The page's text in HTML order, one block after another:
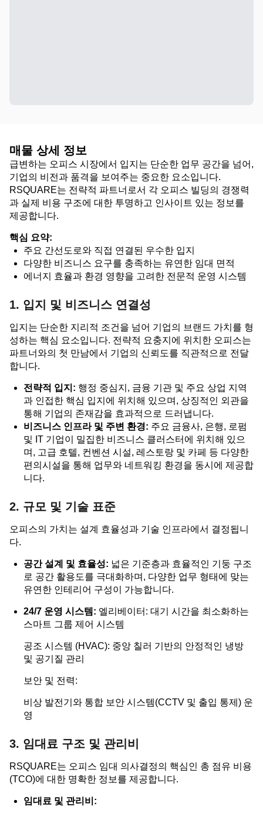
매물 상세 정보
급변하는 오피스 시장에서 입지는 단순한 업무 공간을 넘어,
기업의 비전과 품격을 보여주는 중요한 요소입니다.
RSQUARE는 전략적 파트너로서 각 오피스 빌딩의 경쟁력
과 실제 비용 구조에 대한 투명하고 인사이트 있는 정보를
제공합니다.
핵심 요약:
주요 간선도로와 직접 연결된 우수한 입지
다양한 비즈니스 요구를 충족하는 유연한 임대 면적
에너지 효율과 환경 영향을 고려한 전문적 운영 시스템
1. 입지 및 비즈니스 연결성
입지는 단순한 지리적 조건을 넘어 기업의 브랜드 가치를 형
성하는 핵심 요소입니다. 전략적 요충지에 위치한 오피스는
파트너와의 첫 만남에서 기업의 신뢰도를 직관적으로 전달
합니다.
전략적 입지: 행정 중심지, 금융 기관 및 주요 상업 지역
과 인접한 핵심 입지에 위치해 있으며, 상징적인 외관을
통해 기업의 존재감을 효과적으로 드러냅니다.
비즈니스 인프라 및 주변 환경: 주요 금융사, 은행, 로펌
및 IT 기업이 밀집한 비즈니스 클러스터에 위치해 있으
며, 고급 호텔, 컨벤션 시설, 레스토랑 및 카페 등 다양한
편의시설을 통해 업무와 네트워킹 환경을 동시에 제공합
니다.
2. 규모 및 기술 표준
오피스의 가치는 설계 효율성과 기술 인프라에서 결정됩니
다.
공간 설계 및 효율성: 넓은 기준층과 효율적인 기둥 구조
로 공간 활용도를 극대화하며, 다양한 업무 형태에 맞는
유연한 인테리어 구성이 가능합니다.
24/7 운영 시스템: 엘리베이터: 대기 시간을 최소화하는
스마트 그룹 제어 시스템
공조 시스템 (HVAC): 중앙 칠러 기반의 안정적인 냉방
및 공기질 관리
보안 및 전력:
비상 발전기와 통합 보안 시스템(CCTV 및 출입 통제) 운
영
3. 임대료 구조 및 관리비
RSQUARE는 오피스 임대 의사결정의 핵심인 총 점유 비용
(TCO)에 대한 명확한 정보를 제공합니다.
임대료 및 관리비: